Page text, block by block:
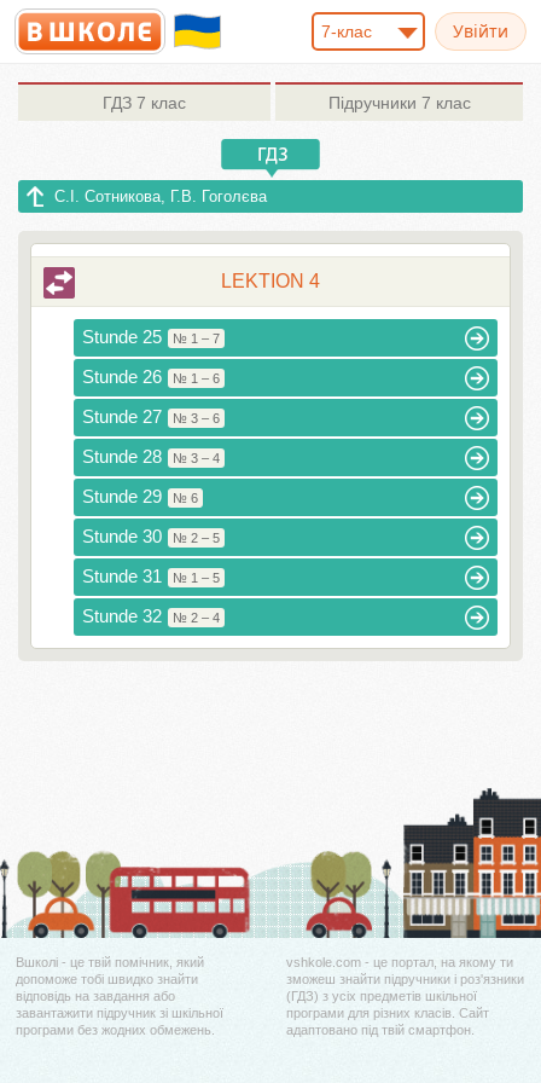
7-клас
ГДЗ 7 клас Підручники 7 клас
С.І. Сотникова, Г.В. Гоголєва
LEKTION 4
Stunde 25 № 1 – 7
Stunde 26 № 1 – 6
Stunde 27 № 3 – 6
Stunde 28 № 3 – 4
Stunde 29 № 6
Stunde 30 № 2 – 5
Stunde 31 № 1 – 5
Stunde 32 № 2 – 4
Вшколі - це твій помічник, який
допоможе тобі швидко знайти
відповідь на завдання або
завантажити підручник зі шкільної
програми без жодних обмежень.
vshkole.com - це портал, на якому ти
зможеш знайти підручники і роз'язники
(ГДЗ) з усіх предметів шкільної
програми для різних класів. Сайт
адаптовано під твій смартфон.